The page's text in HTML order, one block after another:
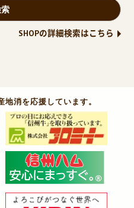
SHOPの詳細検索はこちら
消を応援しています。